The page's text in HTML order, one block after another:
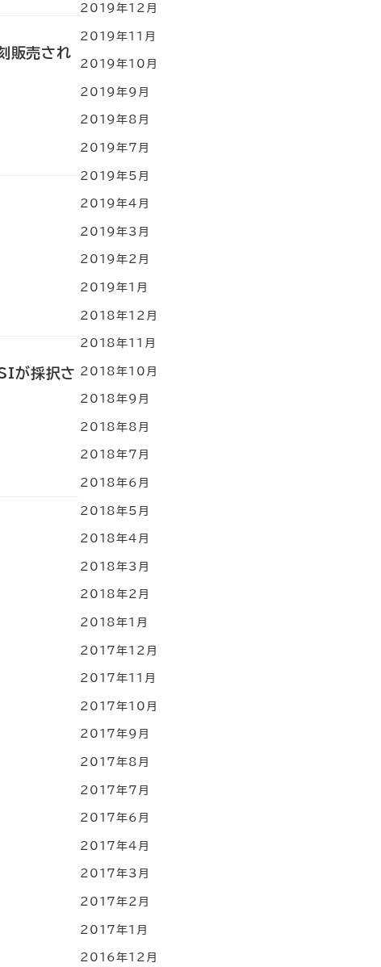
販売され
が採択さ
2019年12月
2019年11月
2019年10月
2019年9月
2019年8月
2019年7月
2019年5月
2019年4月
2019年3月
2019年2月
2019年1月
2018年12月
2018年11月
2018年10月
2018年9月
2018年8月
2018年7月
2018年6月
2018年5月
2018年4月
2018年3月
2018年2月
2018年1月
2017年12月
2017年11月
2017年10月
2017年9月
2017年8月
2017年7月
2017年6月
2017年4月
2017年3月
2017年2月
2017年1月
2016年12月